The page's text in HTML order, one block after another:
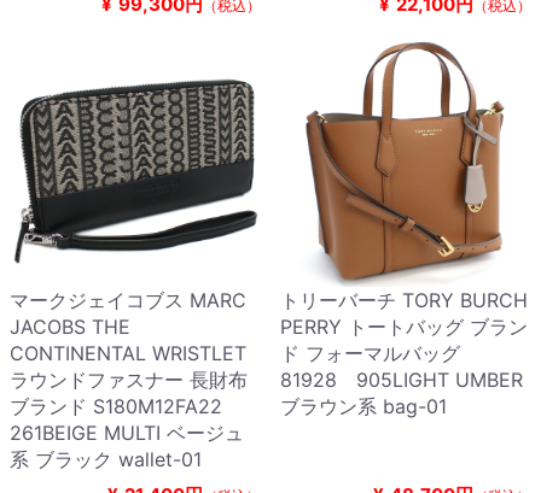
¥ 99,300円 （税込） ¥ 22,100円 （税込）
マークジェイコブス MARC
JACOBS THE
CONTINENTAL WRISTLET
ラウンドファスナー 長財布
ブランド S180M12FA22
261BEIGE MULTI ベージュ
系 ブラック wallet-01
トリーバーチ TORY BURCH
PERRY トートバッグ ブラン
ド フォーマルバッグ
81928 905LIGHT UMBER
ブラウン系 bag-01